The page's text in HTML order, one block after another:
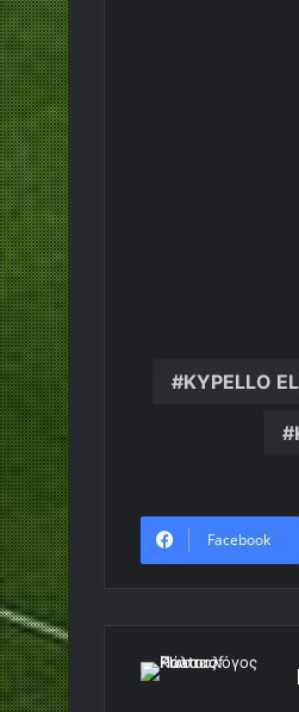
KYPELLO
Facebook